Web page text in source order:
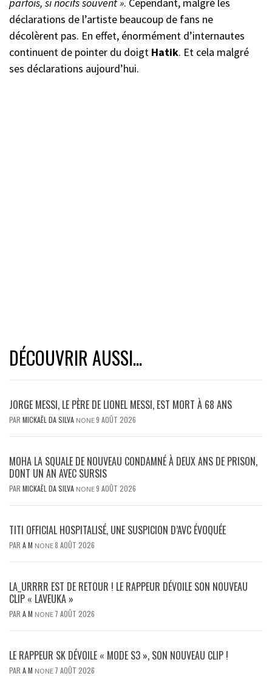
déclarations de l’artiste beaucoup de fans ne
décolèrent pas. En effet, énormément d’internautes
continuent de pointer du doigt Hatik. Et cela malgré
ses déclarations aujourd’hui.
DÉCOUVRIR AUSSI...
JORGE MESSI, LE PÈRE DE LIONEL MESSI, EST MORT À 68 ANS
PAR MICKAËL DA SILVA NONE9 AOÛT 2026
MOHA LA SQUALE DE NOUVEAU CONDAMNÉ À DEUX ANS DE PRISON,
DONT UN AN AVEC SURSIS
PAR MICKAËL DA SILVA NONE9 AOÛT 2026
TITI OFFICIAL HOSPITALISÉ, UNE SUSPICION D’AVC ÉVOQUÉE
PAR A M NONE8 AOÛT 2026
LA_URRRR EST DE RETOUR ! LE RAPPEUR DÉVOILE SON NOUVEAU
CLIP « LAVEUKA »
PAR A M NONE 7 AOÛT 2026
LE RAPPEUR SK DÉVOILE « MODE S3 », SON NOUVEAU CLIP !
PAR A M NONE 7 AOÛT 2026